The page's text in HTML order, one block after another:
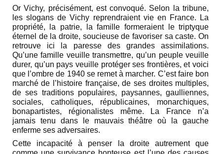
Or Vichy, précisément, est convoqué. Selon la tribune,
les slogans de Vichy reprendraient vie en France. La
propriété, la patrie, la famille formeraient le triptyque
éternel de la droite, soucieuse de favoriser sa caste. On
retrouve ici la paresse des grandes assimilations.
Qu’une famille veuille transmettre, qu’un peuple veuille
durer, qu’un pays veuille protéger ses frontières, et voici
que l’ombre de 1940 se remet à marcher. C’est faire bon
marché de l’histoire française, de ses droites multiples,
de ses traditions populaires, paysannes, gaulliennes,
sociales, catholiques, républicaines, monarchiques,
bonapartistes, régionalistes même. La France n’a
jamais tenu dans le mauvais théâtre où la gauche
enferme ses adversaires.
Cette incapacité à penser la droite autrement que